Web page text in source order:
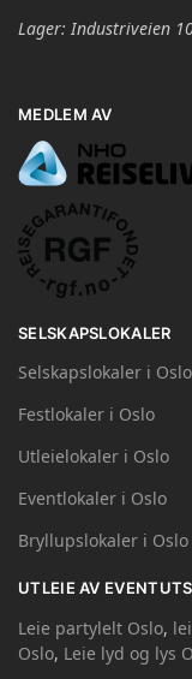
Lager: Industriveien
MEDLEM AV
SELSKAPSLOKALER
Selskapslokaler i Oslo
Festlokaler i Oslo
Utleielokaler i Oslo
Eventlokaler i Oslo
Bryllupslokaler i Oslo
UTLEIE AV
Leie partylelt Oslo,
Oslo, Leie lyd og lys